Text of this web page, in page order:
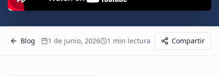
Blog 1 de junio, 2026 1 min lectura Compartir